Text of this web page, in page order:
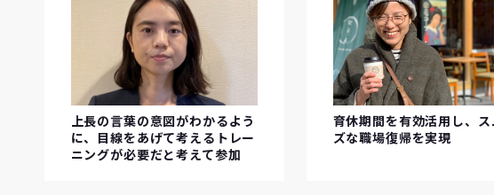
上長の言葉の意図がわかるよう
に、目線をあげて考えるトレー
ニングが必要だと考えて参加
育休期間を有効活用し、
ズな職場復帰を実現